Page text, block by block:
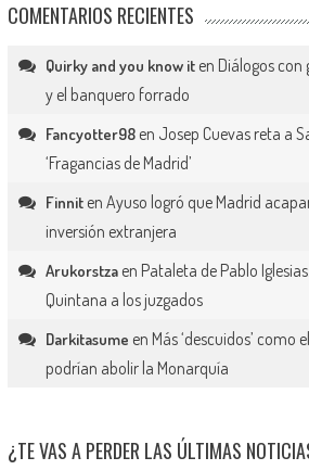
COMENTARIOS RECIENTES
Quirky and you know iten Diálogos con
y el banquero forrado
Fancyotter98en Josep Cuevas reta a
‘Fragancias de Madrid’
Finniten Ayuso logró que Madrid
inversión extranjera
Arukorstzaen Pataleta de Pablo
Quintana a los juzgados
Darkitasume en Más ‘descuidos’ como
podrían abolir la Monarquía
¿TE VAS A PERDER LAS ÚLTIMAS